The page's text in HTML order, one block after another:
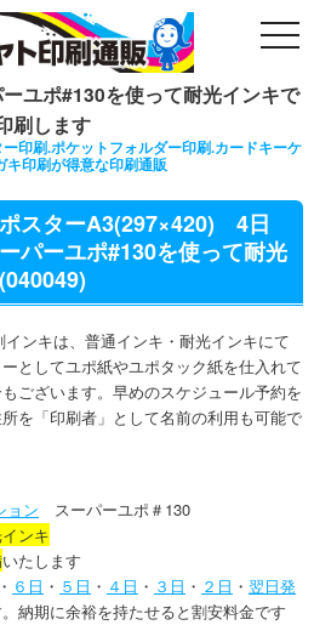
ユポ#130を使って耐光インキで
刷します
印刷.ポケットフォルダー印刷.カードキーケ
キ印刷が得意な印刷通販
スターA3(297×420) 4日
パーユポ#130を使って耐光
ンキは、普通インキ・耐光インキにて
としてユポ紙やユポタック紙を仕入れて
ございます。早めのスケジュール予約を
を「印刷者」として名前の利用も可能で
ョン スーパーユポ＃130
ンキ
いたします
・ ６日 ・ ５日 ・ ４日 ・ ３日 ・ ２日 ・ 翌日発
納期に余裕を持たせると割安料金です